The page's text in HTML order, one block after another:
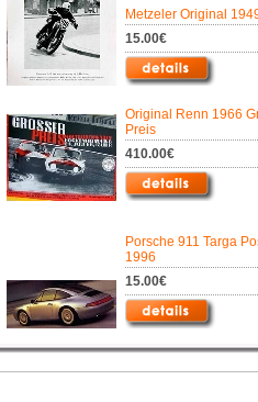
Metzeler Original
15.00€
Original Renn 1966
Preis
410.00€
Porsche 911 Targa
1996
15.00€